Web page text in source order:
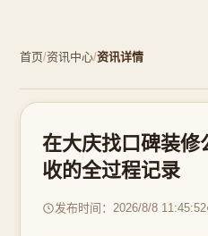
首页/资讯中心/资讯详情
在大庆找口碑装
收的全过程记录
发布时间：2026/8/8 11:45:52